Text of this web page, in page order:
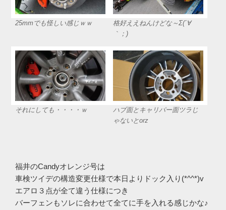
25mmでも怪しい感じｗｗ
格好ええねんけどな～Σ(´∀
｀；)
それにしても・・・・ｗ
ハブ面とキャリパー面ツラじ
ゃないとorz
福井のCandyオレンジ号は
車検ツイデの構造変更仕様で本日よりドック入り(*^^*)v
エアロ３点が全て違う仕様につき
バーフェンもソレに合わせて全てに手を入れる感じかな♪